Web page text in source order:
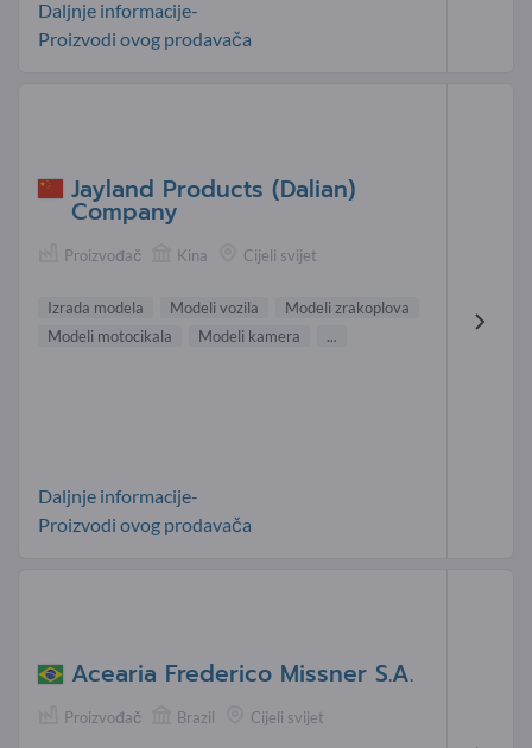
Daljnje informacije-
Proizvodi ovog prodavača
Jayland Products (Dalian)
Company
Proizvođač Kina Cijeli svijet
Izrada modela Modeli vozila
Modeli zrakoplova
Modeli motocikala
Modeli kamera ...
Daljnje informacije-
Proizvodi ovog prodavača
Acearia Frederico Missner S.A.
Proizvođač Brazil Cijeli svijet